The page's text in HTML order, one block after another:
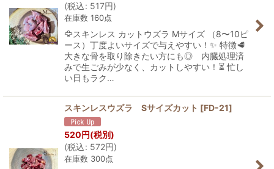
(税込: 517円)
在庫数 160点
🦅スキンレス カットウズラ Mサイズ （8〜10ピ
ース）丁度よいサイズで与えやすい！✨ 特徴🥩
大きな骨を取り除きたい方にも◎ 内臓処理済
みで生ごみが少なく、カットしやすい！⏳ 忙し
い日もラク…
スキンレスウズラ Sサイズカット [FD-21]
520円(税別)
(税込: 572円)
在庫数 300点